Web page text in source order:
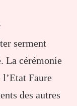
serment
La cérémonie
Faure
des autres